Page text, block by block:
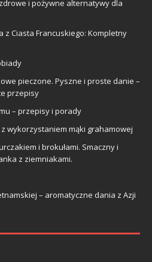
i pożywne alternatywy dla
z Ciasta Francuskiego: Kompletny
pieczone. Pyszne i proste danie –
przepisy
– przepisy i porady
wykorzystaniem mąki grahamowej
i brokułami. Smaczny i
z ziemniakami.
– aromatyczne dania z Azji